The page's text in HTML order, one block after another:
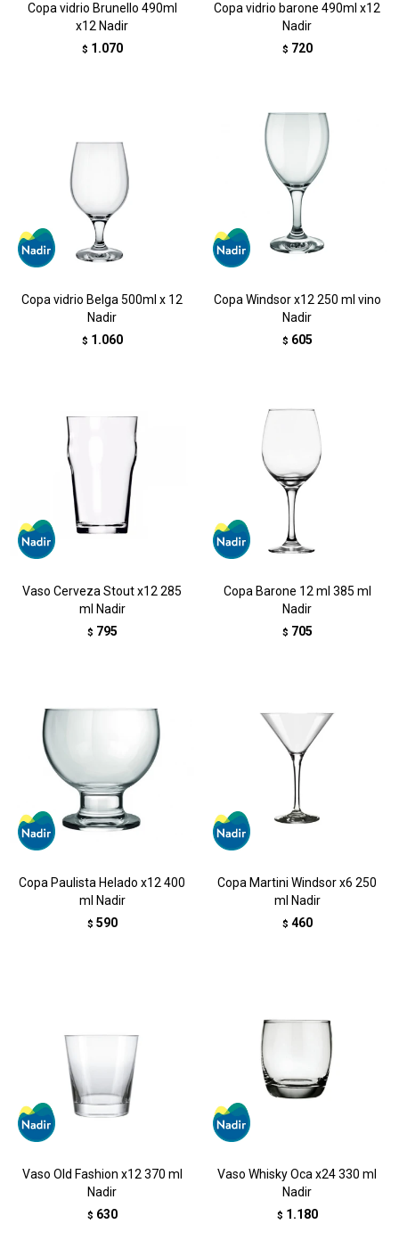
Copa vidrio Brunello 490ml
x12 Nadir
$ 1.070
Copa vidrio barone 490ml x12
Nadir
$ 720
Copa vidrio Belga 500ml x 12
Nadir
$ 1.060
Copa Windsor x12 250 ml vino
Nadir
$ 605
Vaso Cerveza Stout x12 285
ml Nadir
$ 795
Copa Barone 12 ml 385 ml
Nadir
$ 705
Copa Paulista Helado x12 400
ml Nadir
$ 590
Copa Martini Windsor x6 250
ml Nadir
$ 460
Vaso Old Fashion x12 370 ml
Nadir
$ 630
Vaso Whisky Oca x24 330 ml
Nadir
$ 1.180